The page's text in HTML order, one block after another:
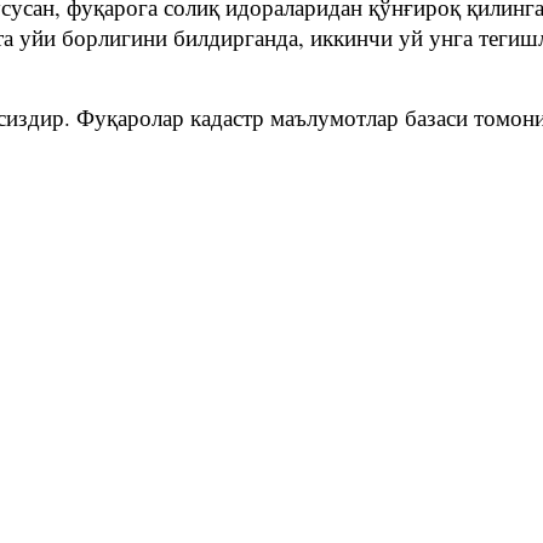
фуқарога солиқ идораларидан қўнғироқ
уйи борлигини билдирганда, иккинчи уй унга
Фуқаролар кадастр маълумотлар базаси